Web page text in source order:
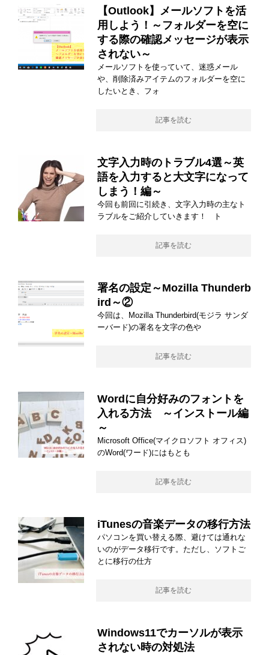
【Outlook】メールソフトを活
用しよう！～フォルダーを空に
する際の確認メッセージが表示
されない～
メールソフトを使っていて、迷惑メール
や、削除済みアイテムのフォルダーを空に
したいとき、フォ
記事を読む
文字入力時のトラブル4選～英
語を入力すると大文字になって
しまう！編～
今回も前回に引続き、文字入力時の主なト
ラブルをご紹介していきます！ ト
記事を読む
署名の設定～Mozilla Thunderb
ird～②
今回は、Mozilla Thunderbird(モジラ サンダ
ーバード)の署名を文字の色や
記事を読む
Wordに自分好みのフォントを
入れる方法 ～インストール編
～
Microsoft Office(マイクロソフト オフィス)
のWord(ワード)にはもとも
記事を読む
iTunesの音楽データの移行方法
パソコンを買い替える際、避けては通れな
いのがデータ移行です。ただし、ソフトご
とに移行の仕方
記事を読む
Windows11でカーソルが表示
されない時の対処法